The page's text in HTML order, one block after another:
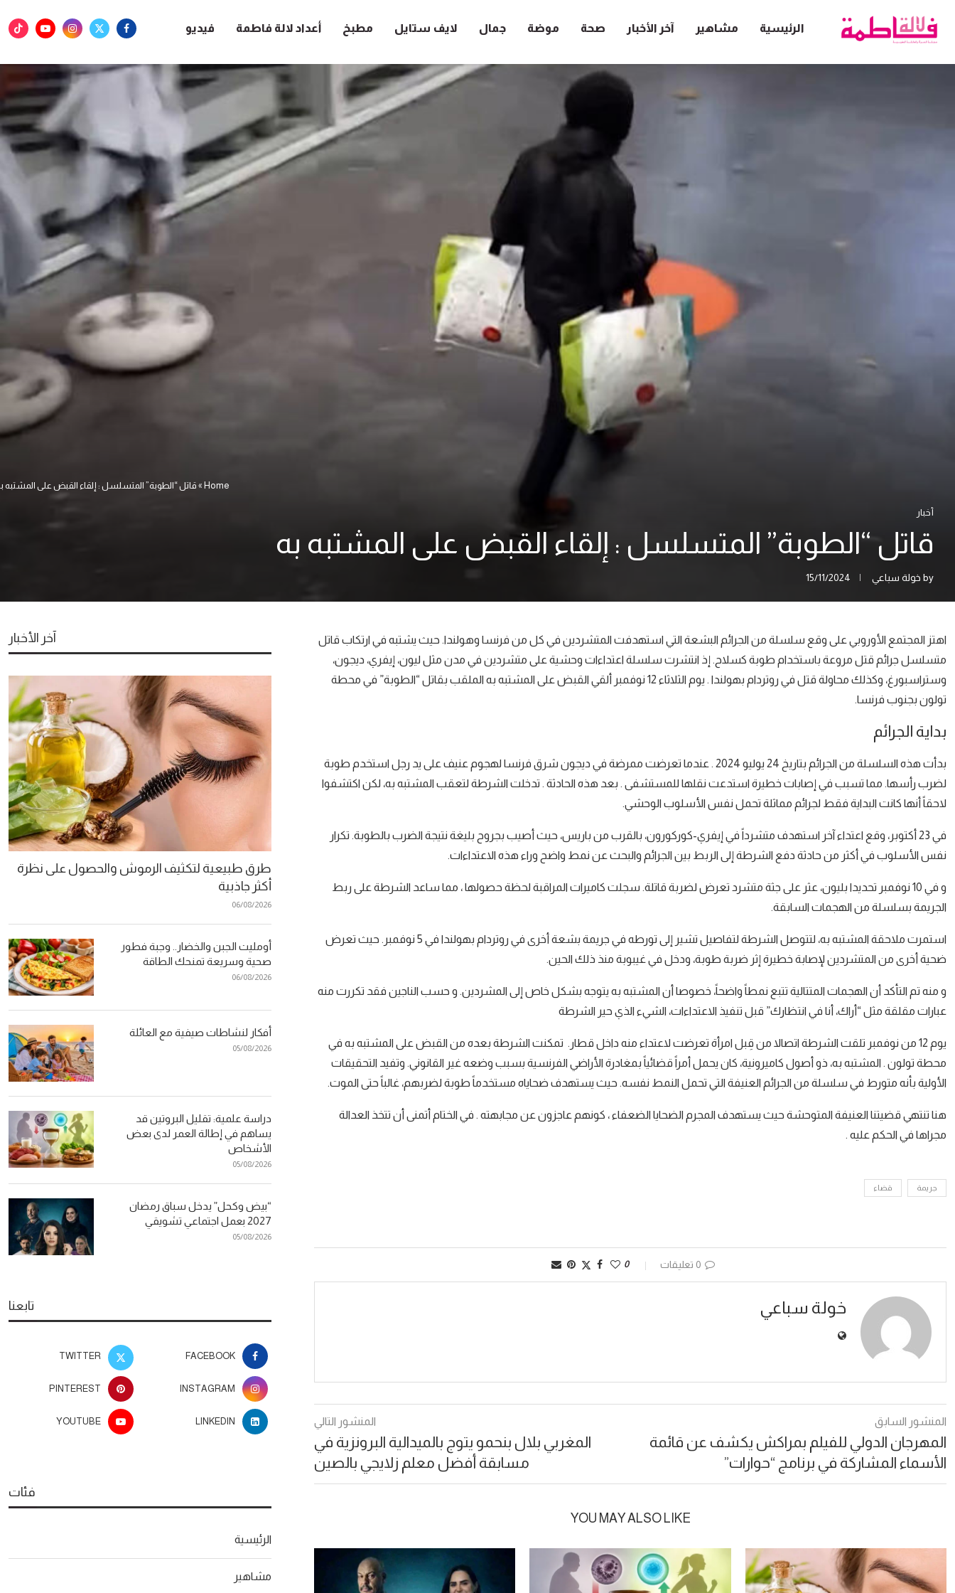
الرئيسية مشاهير آخر الأخبار صحة موضة جمال لايف ستايل مطبخ أعداد لالة فاطمة فيديو
Home
» قاتل “الطوبة” المتسلسل : إلقاء القبض على المشتبه
أخبار
قاتل “الطوبة” المتسلسل : إلقاء القبض على المشتبه به
by خولة سباعي 15/11/2024
اهتز المجتمع الأوروبي على وقع سلسلة من الجرائم البشعة التي استهدفت المتشردين في كل من فرنسا وهولندا. حيث يشتبه في ارتكاب قاتل
متسلسل جرائم قتل مروعة باستخدام طوبة كسلاح. إذ انتشرت سلسلة اعتداءات وحشية على متشردين في مدن مثل ليون، إيفري، ديجون،
وستراسبورغ، وكذلك محاولة قتل في روتردام بهولندا . يوم الثلاثاء 12 نوفمبر ألقي القبض على المشتبه به الملقب بقاتل “الطوبة” في محطة
تولون بجنوب فرنسا.
بداية الجرائم
بدأت هذه السلسلة من الجرائم بتاريخ 24 يوليو 2024 . عندما تعرضت ممرضة في ديجون شرق فرنسا لهجوم عنيف على يد رجل استخدم طوبة
لضرب رأسها. مما تسبب في إصابات خطيرة استدعت نقلها للمستشفى . بعد هذه الحادثة . تدخلت الشرطة لتعقب المشتبه به، لكن اكتشفوا
لاحقاً أنها كانت البداية فقط لجرائم مماثلة تحمل نفس الأسلوب الوحشي.
في 23 أكتوبر، وقع اعتداء آخر استهدف متشرداً في إيفري-كوركورون، بالقرب من باريس، حيث أصيب بجروح بليغة نتيجة الضرب بالطوبة. تكرار
نفس الأسلوب في أكثر من حادثة دفع الشرطة إلى الربط بين الجرائم والبحث عن نمط واضح وراء هذه الاعتداءات.
و في 10 نوفمبر تحديدا بليون، عثر على جثة متشرد تعرض لضربة قاتلة. سجلت كاميرات المراقبة لحظة حصولها ، مما ساعد الشرطة على ربط
الجريمة بسلسلة من الهجمات السابقة.
استمرت ملاحقة المشتبه به، لتتوصل الشرطة لتفاصيل تشير إلى تورطه في جريمة بشعة أخرى في روتردام بهولندا في 5 نوفمبر. حيث تعرض
ضحية أخرى من المتشردين لإصابة خطيرة إثر ضربة طوبة، ودخل في غيبوبة منذ ذلك الحين.
و منه تم التأكد أن الهجمات المتتالية تتبع نمطاً واضحاً، خصوصا أن المشتبه به يتوجه بشكل خاص إلى المشردين. و حسب الناجين فقد تكررت منه
عبارات مقلقة مثل “أراك، أنا في انتظارك” قبل تنفيذ الاعتداءات، الشيء الذي حير الشرطة
يوم 12 من نوفمبر تلقت الشرطة اتصالا من قِبل امرأة تعرضت لاعتداء منه داخل قطار. تمكنت الشرطة بعده من القبض على المشتبه به في
محطة تولون . المشتبه به، ذو أصول كاميرونية، كان يحمل أمراً قضائياً بمغادرة الأراضي الفرنسية بسبب وضعه غير القانوني. وتفيد التحقيقات
الأولية بأنه متورط في سلسلة من الجرائم العنيفة التي تحمل النمط نفسه. حيث يستهدف ضحاياه مستخدماً طوبة لضربهم، غالباً حتى الموت.
هنا تنتهي قضيتنا العنيفة المتوحشة حيث يستهدف المجرم الضحايا الضعفاء ، كونهم عاجزون عن مجابهته . في الختام أتمنى أن تتخذ العدالة
مجراها في الحكم عليه .
جريمة قضاء
0 تعليقات 0
خولة سباعي
المنشور السابق
المهرجان الدولي للفيلم بمراكش يكشف عن قائمة
الأسماء المشاركة في برنامج “حوارات”
المنشور التالي
المغربي بلال بنحمو يتوج بالميدالية البرونزية في
مسابقة أفضل معلم زلايجي بالصين
YOU MAY ALSO LIKE
آخر الأخبار
طرق طبيعية لتكثيف الرموش والحصول على نظرة
أكثر جاذبية
06/08/2026
أومليت الجبن والخضار.. وجبة فطور
صحية وسريعة تمنحك الطاقة
06/08/2026
أفكار لنشاطات صيفية مع العائلة
05/08/2026
دراسة علمية: تقليل البروتين قد
يساهم في إطالة العمر لدى بعض
الأشخاص
05/08/2026
“بيض وكحل” يدخل سباق رمضان
2027 بعمل اجتماعي تشويقي
05/08/2026
تابعنا
FACEBOOK
TWITTER
INSTAGRAM
PINTEREST
LINKEDIN
YOUTUBE
فئات
الرئيسية
مشاهير